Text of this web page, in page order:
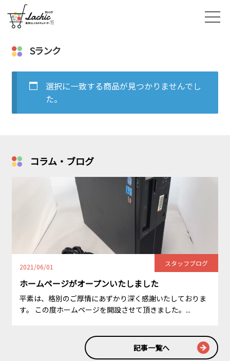
Sランク
選択に一致する商品が見つかりませんでし
た。
コラム・ブログ
2021/06/01 スタッフブログ
ホームページがオープンいたしました
平素は、格別のご厚情にあずかり深く感謝いたしておりま
す。 この度ホームページを開設させて頂きました。...
記事一覧へ